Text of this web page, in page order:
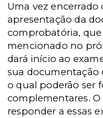
Uma vez encerrado
apresentação da
comprobatória,
mencionado no
dará início ao
sua
o qual poderão ser
complementares.
responder a essas